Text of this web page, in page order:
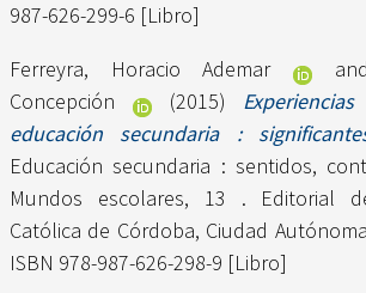
987-626-299-6 [Libro]
Ferreyra, Horacio Ademar
Concepción
(2015)
educación secundaria :
Educación secundaria : sentidos,
Mundos escolares, 13 . Editorial
Católica de Córdoba, Ciudad
ISBN 978-987-626-298-9 [Libro]